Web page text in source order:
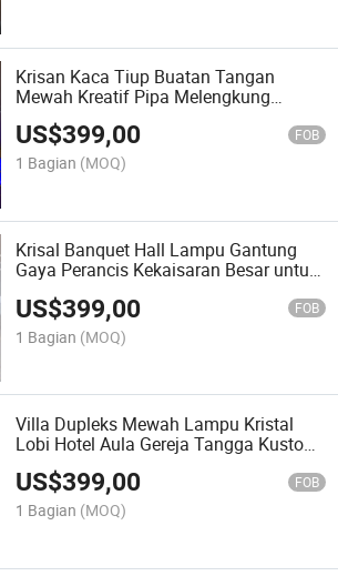
Krisan Kaca Tiup Buatan Tangan
Mewah Kreatif Pipa Melengkung
Penerangan Zhongshan Guzhen untuk
Hotel Restoran Pusat Perbelanjaan
US$399,00 FOB
1 Bagian (MOQ)
Krisal Banquet Hall Lampu Gantung
Gaya Perancis Kekaisaran Besar untuk
US$399,00 FOB
1 Bagian (MOQ)
Villa Dupleks Mewah Lampu Kristal
Lobi Hotel Aula Gereja Tangga Kustom
Lampu LED Langit-langit Besar
Dekoratif
US$399,00 FOB
1 Bagian (MOQ)